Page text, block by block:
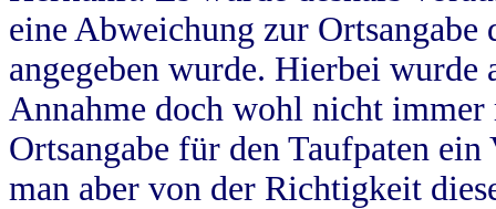
eine Abweichung zur
angegeben wurde. Hierbei wurde
Annahme doch wohl nicht
Ortsangabe für den Taufpaten
man aber von der Richtigkeit